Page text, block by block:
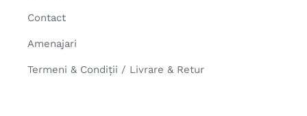
Contact
Amenajari
Termeni & Condiții / Livrare & Retur